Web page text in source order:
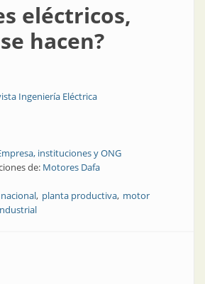
eléctricos,
hacen?
Ingeniería Eléctrica
instituciones y ONG
de: Motores Dafa
planta productiva motor
Motores eléctricos, ¿cómo se hacen?